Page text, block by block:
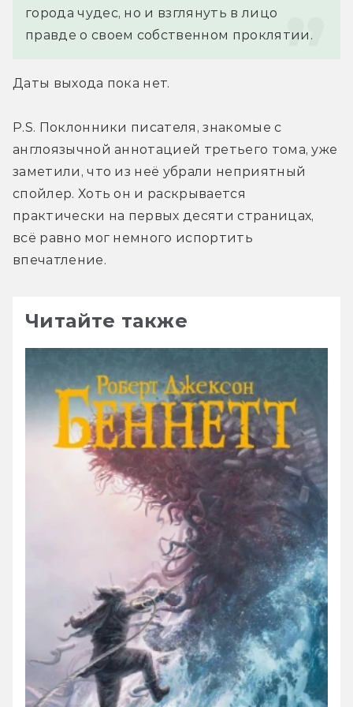
города чудес, но и взглянуть в лицо
правде о своем собственном проклятии.
Даты выхода пока нет.
P.S. Поклонники писателя, знакомые с
англоязычной аннотацией третьего тома, уже
заметили, что из неё убрали неприятный
спойлер. Хоть он и раскрывается
практически на первых десяти страницах,
всё равно мог немного испортить
впечатление.
Читайте также